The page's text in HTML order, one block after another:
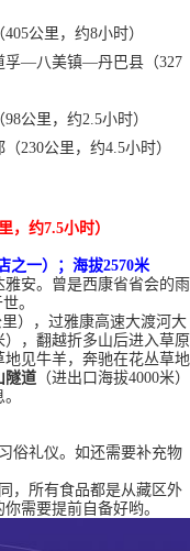
405公里，约8小时）
—八美镇—丹巴县（327
98公里，约2.5小时）
（230公里，约4.5小时）
， 约7.5小时）
之一） ；海拔2570米
安。曾是西康省省会的雨
。
）， 过雅康高速大渡河大
），翻越折多山后进入草原
地见牛羊，奔驰在花丛草地
隧道 （进出口海拔4000米）
酒店休息。
俗礼仪。如还需要补充物
，所有食品都是从藏区外
你需要提前自备好哟。